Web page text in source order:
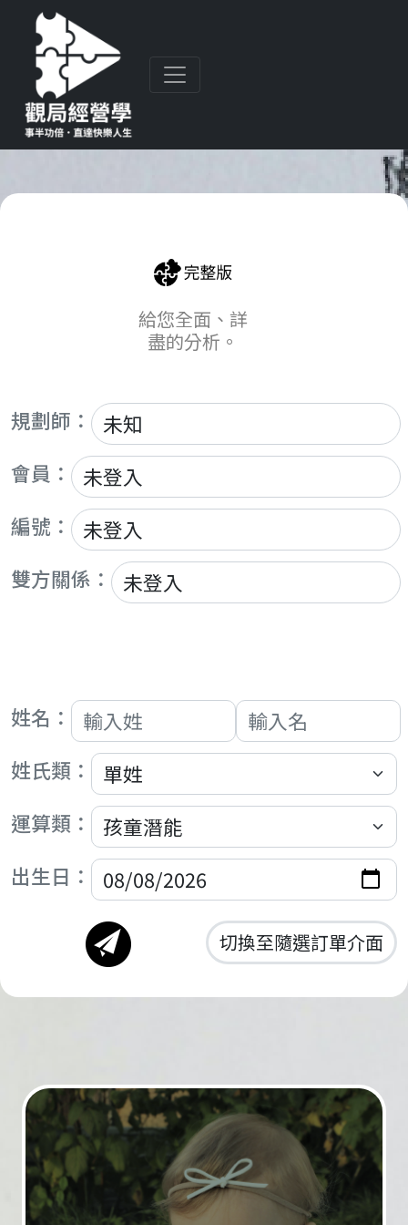
給您全面、詳
盡的分析。
規劃師：
會員：
編號：
雙方關係：
姓名：
姓氏類：
運算類：
出生日：
切換至隨選訂單介面